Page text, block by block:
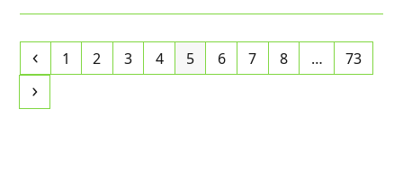
Previous
Page
1 Page
2 Page
3 Page
4 Page
5 Page
6 Page
7 Page
8 … Page
73
Next